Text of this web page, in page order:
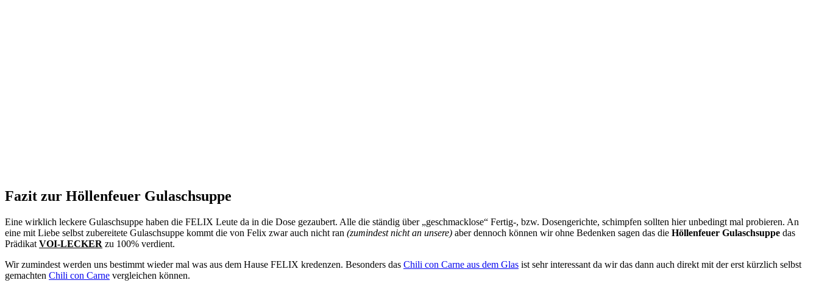
Fazit zur Höllenfeuer Gulaschsuppe
Eine wirklich leckere Gulaschsuppe haben die FELIX Leute da in die Dose gezaubert. Alle die ständig über „geschmacklose“ Fertig-, bzw. Dosengerichte, schimpfen sollten hier unbedingt mal probieren. An
eine mit Liebe selbst zubereitete Gulaschsuppe kommt die von Felix zwar auch nicht ran (zumindest nicht an unsere) aber dennoch können wir ohne Bedenken sagen das die Höllenfeuer Gulaschsuppe das
Prädikat VOI-LECKER zu 100% verdient.
Wir zumindest werden uns bestimmt wieder mal was aus dem Hause FELIX kredenzen. Besonders das Chili con Carne aus dem Glas ist sehr interessant da wir das dann auch direkt mit der erst kürzlich selbst
gemachten Chili con Carne vergleichen können.